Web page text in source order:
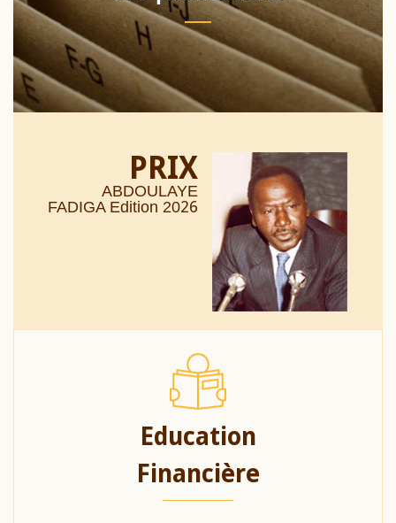
PRIX
ABDOULAYE
FADIGA Edition 2026
Education
Financière